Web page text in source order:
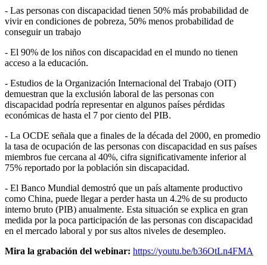
- Las personas con discapacidad tienen 50% más probabilidad de
vivir en condiciones de pobreza, 50% menos probabilidad de
conseguir un trabajo
- El 90% de los niños con discapacidad en el mundo no tienen
acceso a la educación.
- Estudios de la Organización Internacional del Trabajo (OIT)
demuestran que la exclusión laboral de las personas con
discapacidad podría representar en algunos países pérdidas
económicas de hasta el 7 por ciento del PIB.
- La OCDE señala que a finales de la década del 2000, en promedio
la tasa de ocupación de las personas con discapacidad en sus países
miembros fue cercana al 40%, cifra significativamente inferior al
75% reportado por la población sin discapacidad.
- El Banco Mundial demostró que un país altamente productivo
como China, puede llegar a perder hasta un 4.2% de su producto
interno bruto (PIB) anualmente. Esta situación se explica en gran
medida por la poca participación de las personas con discapacidad
en el mercado laboral y por sus altos niveles de desempleo.
Mira la grabación del webinar: https://youtu.be/b36OtLn4FMA